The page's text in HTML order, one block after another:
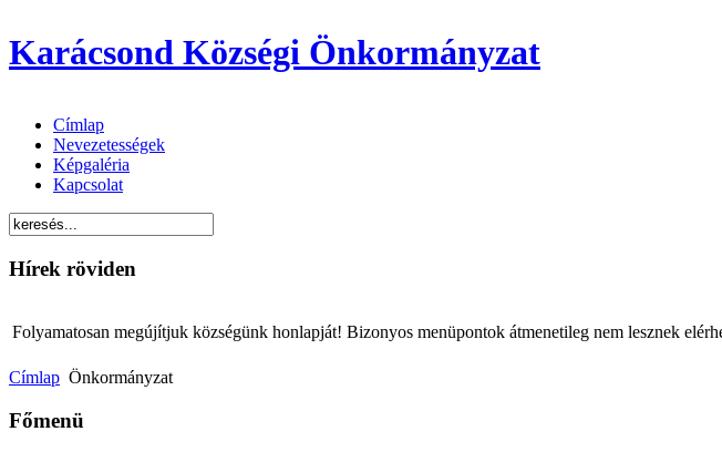
Karácsond Községi Önkormányzat
Címlap
Nevezetességek
Képgaléria
Kapcsolat
Hírek röviden
Folyamatosan megújítjuk községünk honlapját! Bizonyos menüpontok átmenetileg nem lesznek
Címlap Önkormányzat
Főmenü